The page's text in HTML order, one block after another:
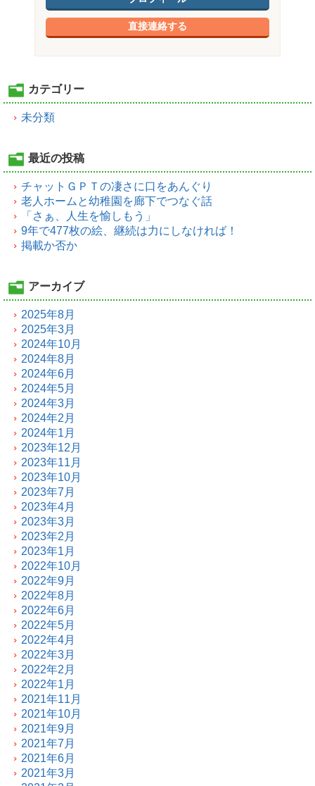
直接連絡する
カテゴリー
未分類
最近の投稿
チャットＧＰＴの凄さに口をあんぐり
老人ホームと幼稚園を廊下でつなぐ話
「さぁ、人生を愉しもう」
9年で477枚の絵、継続は力にしなければ！
掲載か否か
アーカイブ
2025年8月
2025年3月
2024年10月
2024年8月
2024年6月
2024年5月
2024年3月
2024年2月
2024年1月
2023年12月
2023年11月
2023年10月
2023年7月
2023年4月
2023年3月
2023年2月
2023年1月
2022年10月
2022年9月
2022年8月
2022年6月
2022年5月
2022年4月
2022年3月
2022年2月
2022年1月
2021年11月
2021年10月
2021年9月
2021年7月
2021年6月
2021年3月